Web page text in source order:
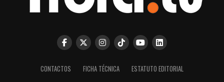
CONTACTOS FICHA TÉCNICA ESTATUTO EDITORIAL